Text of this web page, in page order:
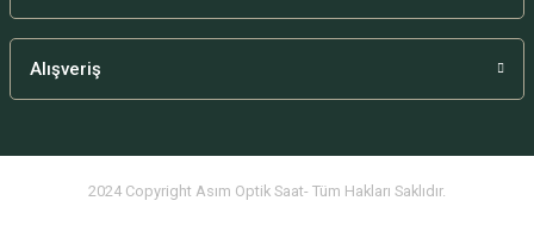
Alışveriş
2024 Copyright Asım Optik Saat- Tüm Hakları Saklıdır.